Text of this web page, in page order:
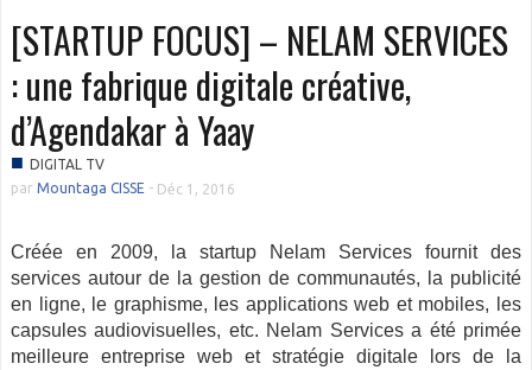
[STARTUP FOCUS] – NELAM SERVICES
: une fabrique digitale créative,
d’Agendakar à Yaay
■ DIGITAL TV
par Mountaga CISSE - Déc 1, 2016
Créée en 2009, la startup Nelam Services fournit des
services autour de la gestion de communautés, la publicité
en ligne, le graphisme, les applications web et mobiles, les
capsules audiovisuelles, etc. Nelam Services a été primée
meilleure entreprise web et stratégie digitale lors de la